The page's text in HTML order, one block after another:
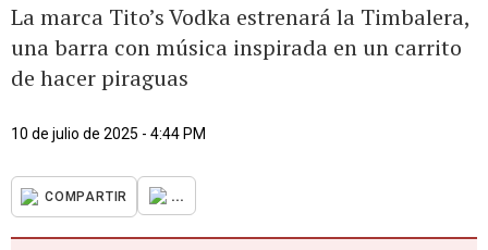
La marca Tito’s Vodka estrenará la Timbalera,
una barra con música inspirada en un carrito
de hacer piraguas
10 de julio de 2025 - 4:44 PM
COMPARTIR ...